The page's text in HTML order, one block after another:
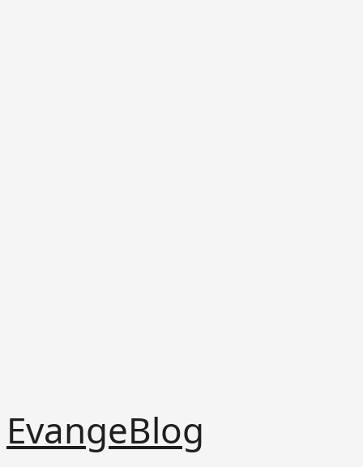
to
content
EvangeBlog